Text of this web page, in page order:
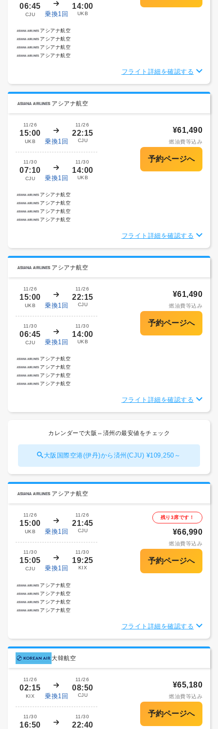
06:45
CJU 乗換1回
14:00
UKB
アシアナ航空
アシアナ航空
アシアナ航空
アシアナ航空
フライト詳細を確認する
アシアナ航空
11/26
15:00
UKB 乗換1回
11/26
22:15
CJU
11/30
07:10
CJU 乗換1回
11/30
14:00
UKB
¥61,490
燃油費等込み
アシアナ航空
アシアナ航空
アシアナ航空
アシアナ航空
フライト詳細を確認する
アシアナ航空
11/26
15:00
UKB 乗換1回
11/26
22:15
CJU
11/30
06:45
CJU 乗換1回
11/30
14:00
UKB
¥61,490
燃油費等込み
アシアナ航空
アシアナ航空
アシアナ航空
アシアナ航空
フライト詳細を確認する
カレンダーで大阪⇔済州の最安値をチェック
大阪国際空港(伊丹)から済州(CJU) ¥109,250～
アシアナ航空
11/26
15:00
UKB 乗換1回
11/26
21:45
CJU
11/30
15:05
CJU 乗換1回
11/30
19:25
KIX
残り3席です！
¥66,990
燃油費等込み
アシアナ航空
アシアナ航空
アシアナ航空
アシアナ航空
フライト詳細を確認する
大韓航空
11/26
02:15
KIX 乗換1回
11/26
08:50
CJU
11/30
16:50
11/30
22:40
¥65,180
燃油費等込み